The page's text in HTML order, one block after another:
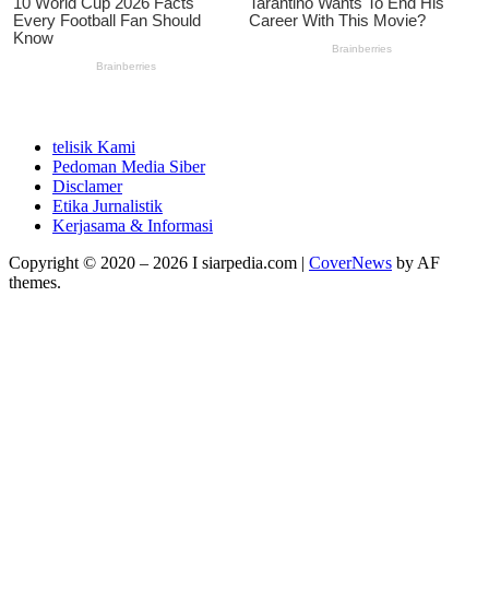
telisik Kami
Pedoman Media Siber
Disclamer
Etika Jurnalistik
Kerjasama & Informasi
Copyright © 2020 – 2026 I siarpedia.com | CoverNews by AF
themes.